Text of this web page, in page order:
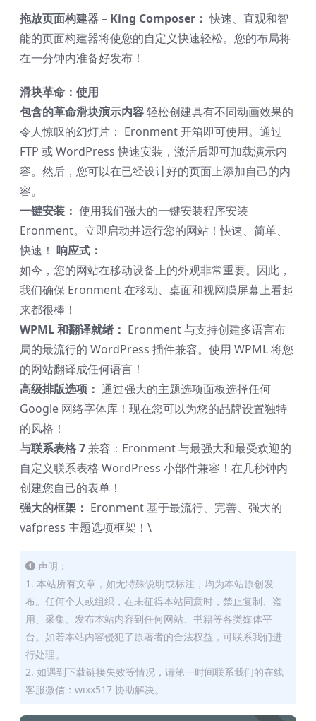
❅
拖放页面构建器 – King Composer： 快速、直观和智
能的页面构建器将使您的自定义快速轻松。您的布局将
在一分钟内准备好发布！
滑块革命：使用
包含的革命滑块演示内容轻松创建具有不同动画效果的
令人惊叹的幻灯片： Eronment 开箱即可使用。通过
FTP 或 WordPress 快速安装，激活后即可加载演示内
容。然后，您可以在已经设计好的页面上添加自己的内
容。
一键安装： 使用我们强大的一键安装程序安装
Eronment。立即启动并运行您的网站！快速、简单、
快速！ 响应式：
如今，您的网站在移动设备上的外观非常重要。因此，
我们确保 Eronment 在移动、桌面和视网膜屏幕上看起
来都很棒！
WPML 和翻译就绪： Eronment 与支持创建多语言布
局的最流行的 WordPress 插件兼容。使用 WPML 将您
的网站翻译成任何语言！
高级排版选项： 通过强大的主题选项面板选择任何
Google 网络字体库！现在您可以为您的品牌设置独特
的风格！
与联系表格 7兼容：Eronment 与最强大和最受欢迎的
自定义联系表格 WordPress 小部件兼容！在几秒钟内
创建您自己的表单！
强大的框架： Eronment 基于最流行、完善、强大的
vafpress 主题选项框架！\
声明：
1. 本站所有文章，如无特殊说明或标注，均为本站原创发
布。任何个人或组织，在未征得本站同意时，禁止复制、盗
用、采集、发布本站内容到任何网站、书籍等各类媒体平
台。如若本站内容侵犯了原著者的合法权益，可联系我们进
行处理。
2. 如遇到下载链接失效等情况，请第一时间联系我们的在线
客服微信：wixx517 协助解决。